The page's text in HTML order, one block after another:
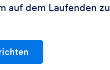
auf dem Laufenden zu